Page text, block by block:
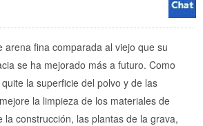
arena fina comparada al viejo que su
se ha mejorado más a futuro. Como
la superficie del polvo y de las
la limpieza de los materiales de
la construcción, las plantas de la grava,